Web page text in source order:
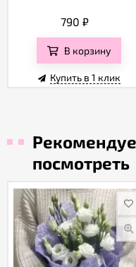
790₽
В корзину
Купить в 1 клик
посмотреть